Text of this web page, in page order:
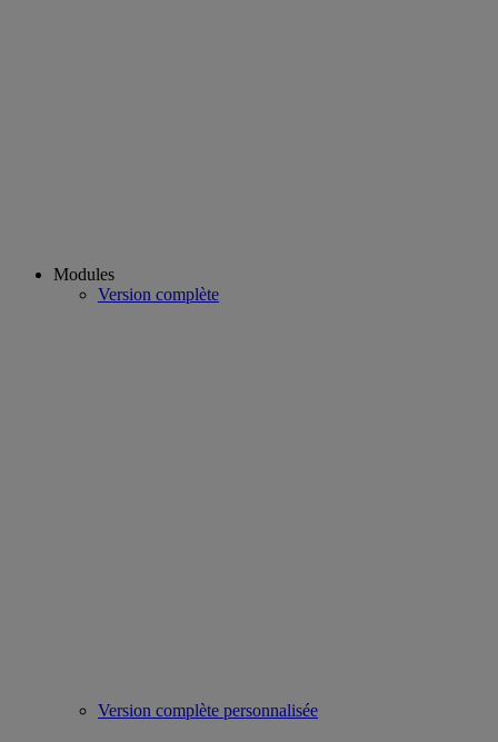
Modules
Version complète
Version complète personnalisée